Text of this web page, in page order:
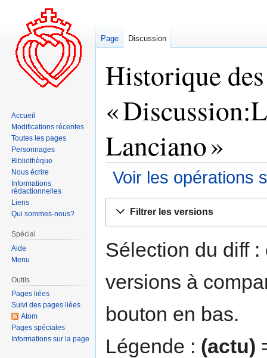
Historique
«
Lanciano »
Voir les opérations
navigation
recherche
Filtrer les versions
Sélection du diff
versions à
bouton en bas.
Légende : (actu)
Page Discussion
Accueil
Modifications récentes
Toutes les pages
Personnages
Bibliothèque
Nous écrire
Informations
rédactionnelles
Liens
Qui sommes-nous?
Spécial
Aide
Menu
Outils
Pages liées
Suivi des pages liées
Atom
Pages spéciales
Informations sur la page